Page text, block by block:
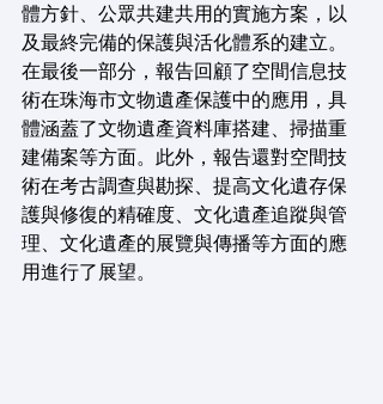
體方針、公眾共建共用的實施方案，以
及最終完備的保護與活化體系的建立。
在最後一部分，報告回顧了空間信息技
術在珠海市文物遺產保護中的應用，具
體涵蓋了文物遺產資料庫搭建、掃描重
建備案等方面。此外，報告還對空間技
術在考古調查與勘探、提高文化遺存保
護與修復的精確度、文化遺產追蹤與管
理、文化遺產的展覽與傳播等方面的應
用進行了展望。